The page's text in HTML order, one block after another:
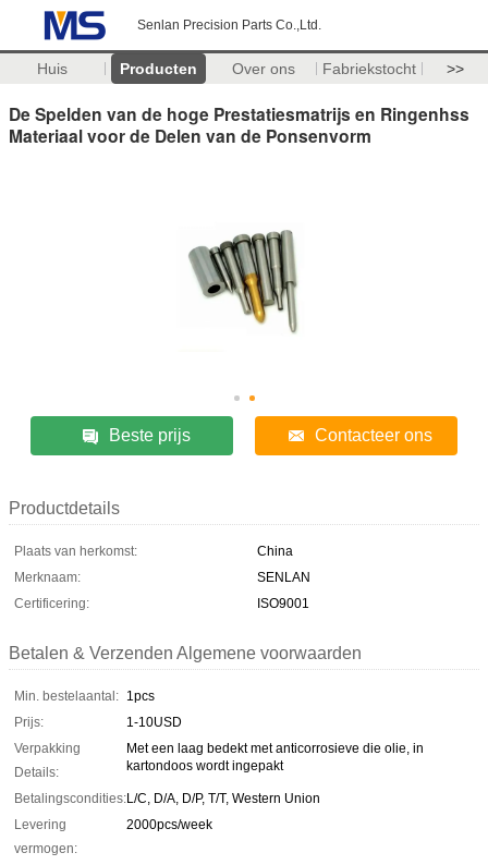
Senlan Precision Parts Co.,Ltd.
Huis Producten Over ons Fabriekstocht >>
De Spelden van de hoge Prestatiesmatrijs en Ringenhss
Materiaal voor de Delen van de Ponsenvorm
Beste prijs Contacteer ons
Productdetails
Plaats van herkomst:
China
Merknaam:
SENLAN
Certificering:
ISO9001
Betalen & Verzenden Algemene voorwaarden
Min. bestelaantal: 1pcs
Prijs:
1-10USD
Verpakking
Details:
Met een laag bedekt met anticorrosieve die olie, in
kartondoos wordt ingepakt
Betalingscondities:L/C, D/A, D/P, T/T, Western Union
Levering
vermogen:
2000pcs/week